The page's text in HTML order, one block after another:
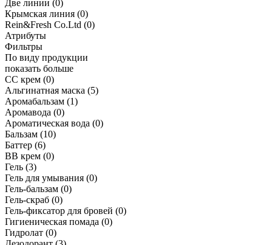
Две линии (0)
Крымская линия (0)
Rein&Fresh Co.Ltd (0)
Атрибуты
Фильтры
По виду продукции
показать больше
CC крем (0)
Альгинатная маска (5)
Аромабальзам (1)
Аромавода (0)
Ароматическая вода (0)
Бальзам (10)
Баттер (6)
ВВ крем (0)
Гель (3)
Гель для умывания (0)
Гель-бальзам (0)
Гель-скраб (0)
Гель-фиксатор для бровей (0)
Гигиеническая помада (0)
Гидролат (0)